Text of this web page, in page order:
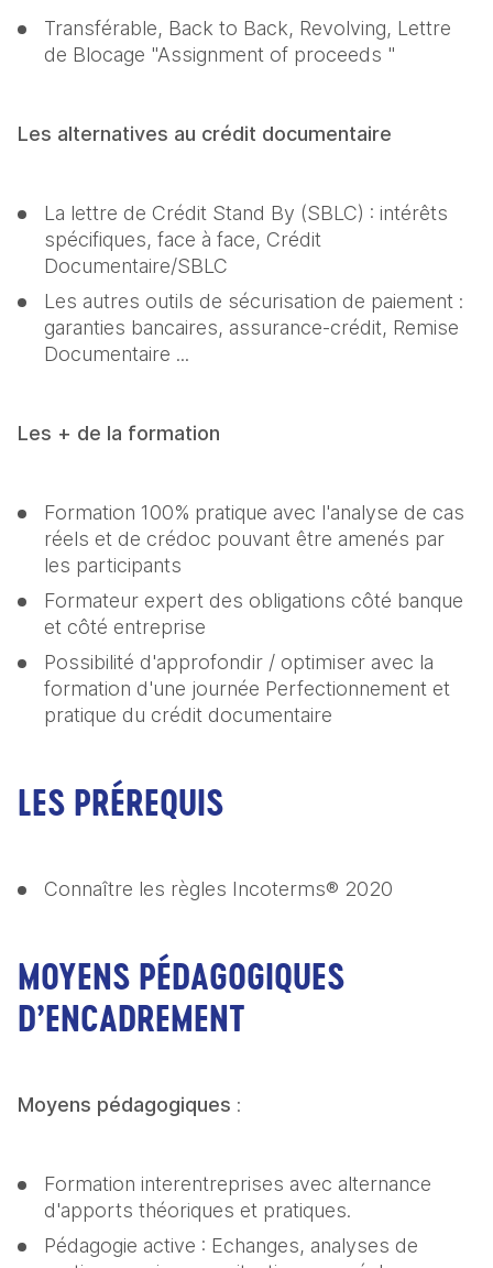
Transférable, Back to Back, Revolving, Lettre
de Blocage "Assignment of proceeds "
Les alternatives au crédit documentaire
La lettre de Crédit Stand By (SBLC) : intérêts
spécifiques, face à face, Crédit
Documentaire/SBLC
Les autres outils de sécurisation de paiement :
garanties bancaires, assurance-crédit, Remise
Documentaire ...
Les + de la formation
Formation 100% pratique avec l'analyse de cas
réels et de crédoc pouvant être amenés par
les participants
Formateur expert des obligations côté banque
et côté entreprise
Possibilité d'approfondir / optimiser avec la
formation d'une journée Perfectionnement et
pratique du crédit documentaire
LES PRÉREQUIS
Connaître les règles Incoterms® 2020
MOYENS PÉDAGOGIQUES
D’ENCADREMENT
Moyens pédagogiques :
Formation interentreprises avec alternance
d'apports théoriques et pratiques.
Pédagogie active : Echanges, analyses de